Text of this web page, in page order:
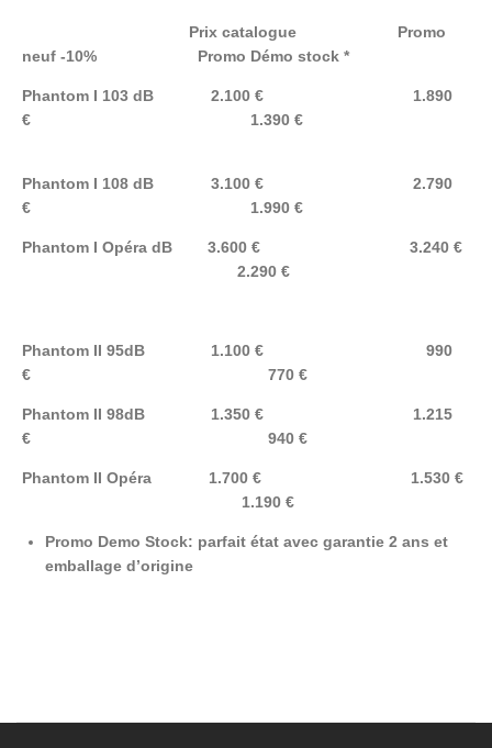
Prix catalogue Promo
neuf -10% Promo Démo stock *
Phantom I 103 dB 2.100 € 1.890
€ 1.390 €
Phantom I 108 dB 3.100 € 2.790
€ 1.990 €
Phantom I Opéra dB 3.600 € 3.240 €
2.290 €
Phantom II 95dB 1.100 € 990
€ 770 €
Phantom II 98dB 1.350 € 1.215
€ 940 €
Phantom II Opéra 1.700 € 1.530 €
1.190 €
Promo Demo Stock: parfait état avec garantie 2 ans et
emballage d’origine